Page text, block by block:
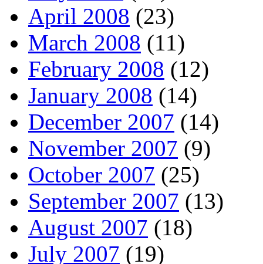
April 2008 (23)
March 2008 (11)
February 2008 (12)
January 2008 (14)
December 2007 (14)
November 2007 (9)
October 2007 (25)
September 2007 (13)
August 2007 (18)
July 2007 (19)